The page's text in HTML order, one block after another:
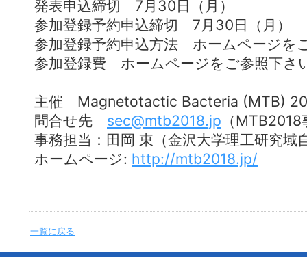
発表申込締切 7月30日（月）
参加登録予約申込締切 7月30日（月）
参加登録予約申込方法 ホームページを
参加登録費 ホームページをご参照下さ
主催 Magnetotactic Bacteria (MTB)
問合せ先 sec@mtb2018.jp （
事務担当：田岡 東（金沢大学理工研究域
ホームページ: http://mtb2018.jp/
一覧に戻る